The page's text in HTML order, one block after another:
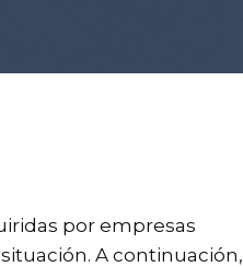
por empresas
A continuación,